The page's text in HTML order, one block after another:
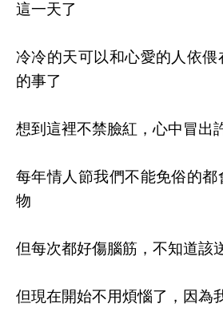
這一天了
冷冷的天可以和心愛的人依
的事了
想到這裡不禁臉紅，心中冒出
每年情人節我們不能免俗的
物
但每次都好傷腦筋，不知道該
但現在開始不用煩惱了，因為